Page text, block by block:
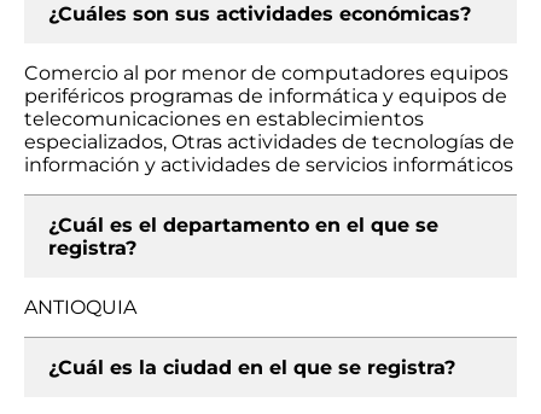
¿Cuáles son sus actividades económicas?
Comercio al por menor de computadores equipos
periféricos programas de informática y equipos de
telecomunicaciones en establecimientos
especializados, Otras actividades de tecnologías de
información y actividades de servicios informáticos
¿Cuál es el departamento en el que se
registra?
ANTIOQUIA
¿Cuál es la ciudad en el que se registra?